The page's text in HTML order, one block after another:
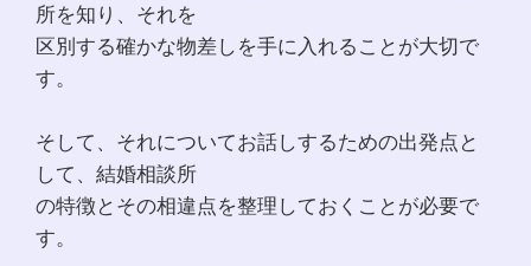
所を知り、それを
区別する確かな物差しを手に入れることが大切で
す。
そして、それについてお話しするための出発点と
して、結婚相談所
の特徴とその相違点を整理しておくことが必要で
す。